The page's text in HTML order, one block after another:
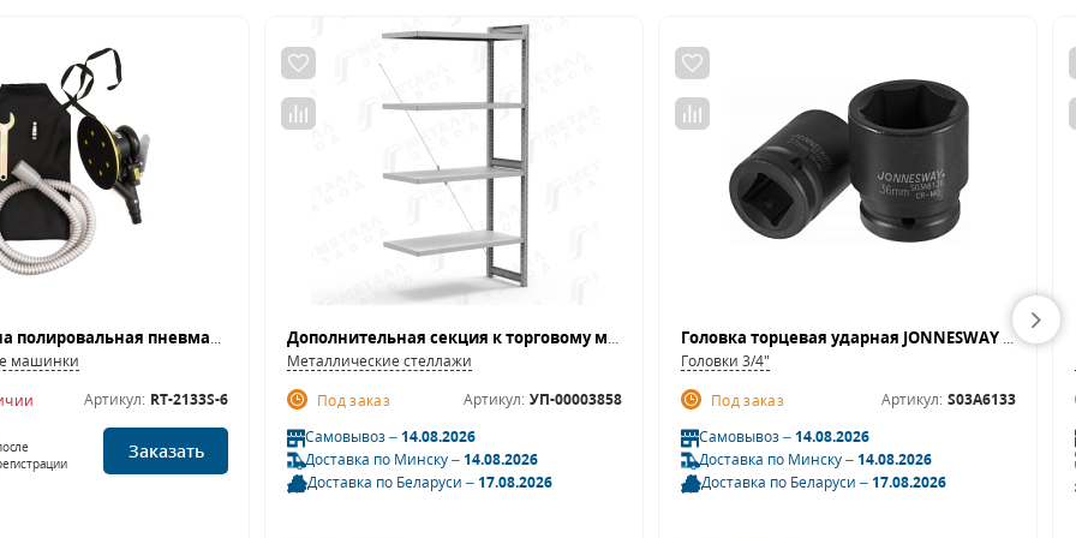
Шлифмашина полировальная пневматическая ROSSVIK RT-2133S-6 (150 мм, 10000 об/мин, с отсосом)
машинки
Артикул: RT-2133S-6
Заказать
Дополнительная секция к торговому металлическому стеллажу СКУ 1234 (2060)-ДС
Металлические стеллажи
Под заказ
Артикул: УП-00003858
Самовывоз –14.08.2026
Доставка по Минску –14.08.2026
Доставка по Беларуси –17.08.2026
Головка торцевая ударная JONNESWAY S03A6133 (3/4";DR, 33 мм)
Головки 3/4"
Под заказ
Артикул: S03A6133
Самовывоз –14.08.2026
Доставка по Минску –14.08.2026
Доставка по Беларуси –17.08.2026